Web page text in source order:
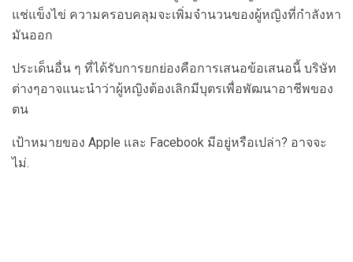
แช่แข็งไข่ ความครอบคลุมจะเพิ่มจำนวนของผู้หญิงที่กำลังหา
มันออก
ประเด็นอื่น ๆ ที่ได้รับการยกย่องคือการเสนอข้อเสนอนี้ บริษัท
ต่างๆอาจแนะนำว่าผู้หญิงต้องเลิกมีบุตรเพื่อพัฒนาอาชีพของ
ตน
เป้าหมายของ Apple และ Facebook มีอยู่หรือเปล่า? อาจจะ
ไม่.